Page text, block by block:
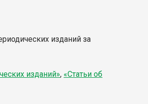
изданий за
изданий», «Статьи об